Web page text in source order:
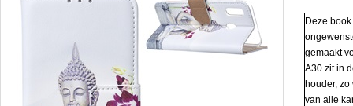
Deze
gemaakt
A30 zit in
houder,
van alle